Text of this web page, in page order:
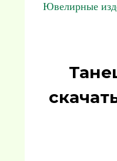
Ювелирные